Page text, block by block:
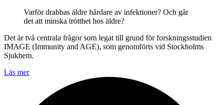
Varför drabbas äldre hårdare av infektioner? Och går
det att minska trötthet hos äldre?
Det är två centrala frågor som legat till grund för forskningsstudien
IMAGE (Immunity and AGE), som genomförts vid Stockholms
Sjukhem.
Läs mer